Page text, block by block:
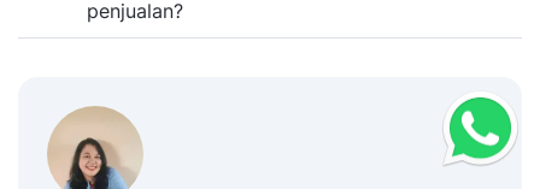
penjualan?